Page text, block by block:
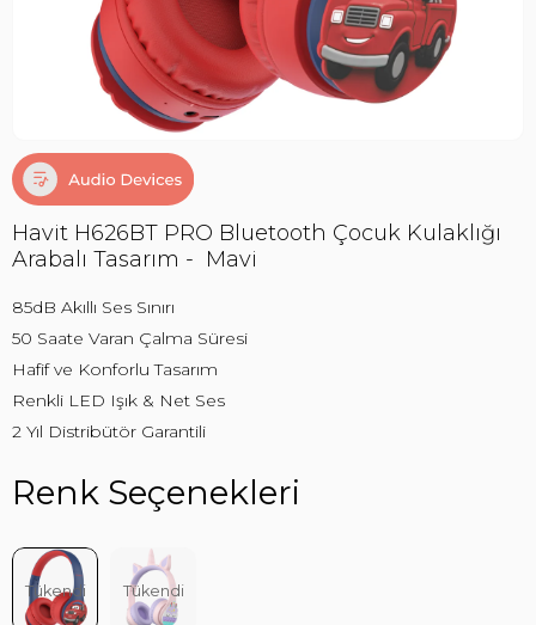
Havit H626BT PRO Bluetooth Çocuk Kulaklığı
Arabalı Tasarım - Mavi
85dB Akıllı Ses Sınırı
50 Saate Varan Çalma Süresi
Hafif ve Konforlu Tasarım
Renkli LED Işık & Net Ses
2 Yıl Distribütör Garantili
Renk Seçenekleri
Tükendi Tükendi